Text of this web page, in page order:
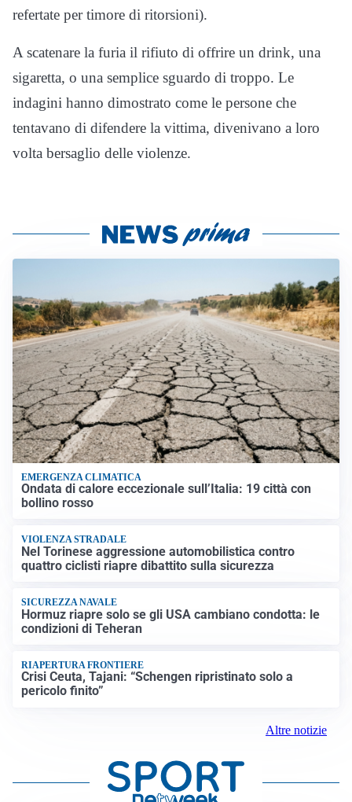
refertate per timore di ritorsioni).
A scatenare la furia il rifiuto di offrire un drink, una
sigaretta, o una semplice sguardo di troppo. Le
indagini hanno dimostrato come le persone che
tentavano di difendere la vittima, divenivano a loro
volta bersaglio delle violenze.
EMERGENZA CLIMATICA
Ondata di calore eccezionale sull’Italia: 19 città con
bollino rosso
VIOLENZA STRADALE
Nel Torinese aggressione automobilistica contro
quattro ciclisti riapre dibattito sulla sicurezza
SICUREZZA NAVALE
Hormuz riapre solo se gli USA cambiano condotta: le
condizioni di Teheran
RIAPERTURA FRONTIERE
Crisi Ceuta, Tajani: “Schengen ripristinato solo a
pericolo finito”
Altre notizie